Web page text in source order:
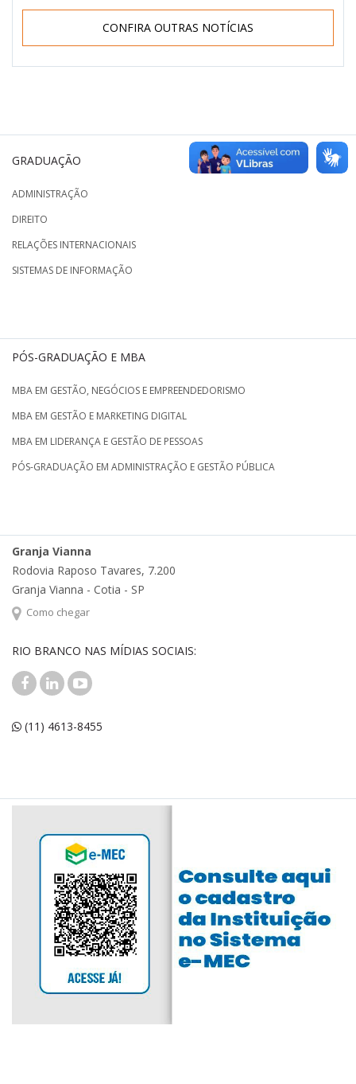
CONFIRA OUTRAS NOTÍCIAS
GRADUAÇÃO
ADMINISTRAÇÃO
DIREITO
RELAÇÕES INTERNACIONAIS
SISTEMAS DE INFORMAÇÃO
PÓS-GRADUAÇÃO E MBA
MBA EM GESTÃO, NEGÓCIOS E EMPREENDEDORISMO
MBA EM GESTÃO E MARKETING DIGITAL
MBA EM LIDERANÇA E GESTÃO DE PESSOAS
PÓS-GRADUAÇÃO EM ADMINISTRAÇÃO E GESTÃO PÚBLICA
Granja Vianna
Rodovia Raposo Tavares, 7.200
Granja Vianna - Cotia - SP
Como chegar
RIO BRANCO NAS MÍDIAS SOCIAIS:
(11) 4613-8455